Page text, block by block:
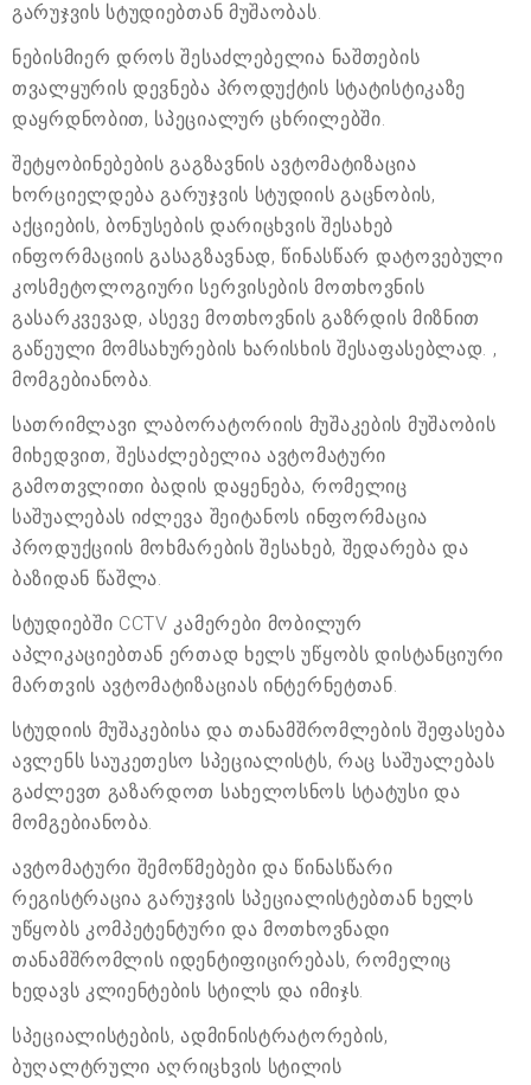
გარუჯვის სტუდიებთან მუშაობას.
ნებისმიერ დროს შესაძლებელია ნაშთების
თვალყურის დევნება პროდუქტის სტატისტიკაზე
დაყრდნობით, სპეციალურ ცხრილებში.
შეტყობინებების გაგზავნის ავტომატიზაცია
ხორციელდება გარუჯვის სტუდიის გაცნობის,
აქციების, ბონუსების დარიცხვის შესახებ
ინფორმაციის გასაგზავნად, წინასწარ დატოვებული
კოსმეტოლოგიური სერვისების მოთხოვნის
გასარკვევად, ასევე მოთხოვნის გაზრდის მიზნით
გაწეული მომსახურების ხარისხის შესაფასებლად. ,
მომგებიანობა.
სათრიმლავი ლაბორატორიის მუშაკების მუშაობის
მიხედვით, შესაძლებელია ავტომატური
გამოთვლითი ბადის დაყენება, რომელიც
საშუალებას იძლევა შეიტანოს ინფორმაცია
პროდუქციის მოხმარების შესახებ, შედარება და
ბაზიდან წაშლა.
სტუდიებში CCTV კამერები მობილურ
აპლიკაციებთან ერთად ხელს უწყობს დისტანციური
მართვის ავტომატიზაციას ინტერნეტთან.
სტუდიის მუშაკებისა და თანამშრომლების შეფასება
ავლენს საუკეთესო სპეციალისტს, რაც საშუალებას
გაძლევთ გაზარდოთ სახელოსნოს სტატუსი და
მომგებიანობა.
ავტომატური შემოწმებები და წინასწარი
რეგისტრაცია გარუჯვის სპეციალისტებთან ხელს
უწყობს კომპეტენტური და მოთხოვნადი
თანამშრომლის იდენტიფიცირებას, რომელიც
ხედავს კლიენტების სტილს და იმიჯს.
სპეციალისტების, ადმინისტრატორების,
ბუღალტრული აღრიცხვის სტილის